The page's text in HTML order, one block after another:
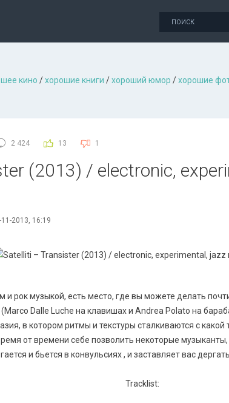
кино /хорошие книги /хороший юмор /хорошие
2 424 13 1
(2013) / electronic,
11-2013, 16:19
и рок музыкой, есть место, где вы можете делать
Dalle Luche на клавишах и Andrea Polato на
в котором ритмы и текстуры сталкиваются с
от времени себе позволить некоторые
и бьется в конвульсиях , и заставляет вас
Tracklist: